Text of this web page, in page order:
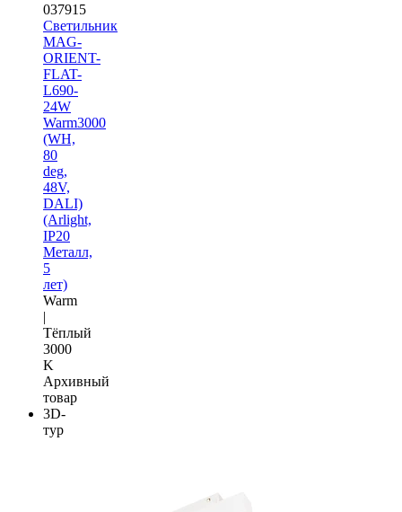
037915
Светильник
MAG-
ORIENT-
FLAT-
L690-
24W
Warm3000
(WH,
80
deg,
48V,
DALI)
(Arlight,
IP20
Металл,
5
лет)
Warm
|
Тёплый
3000
K
Архивный
товар
3D-
тур